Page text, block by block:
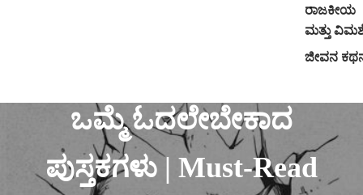
ರಾಜಕೀಯ
ಮತ್ತು
ಜೀವನ
ಒಮ್ಮೆ ಓದಲೇಬೇಕಾದ
ಪುಸ್ತಕಗಳು | Must-Read